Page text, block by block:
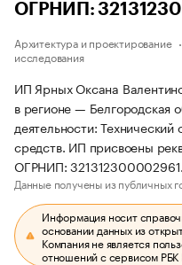
ОГРНИП:
Архитектура и проектирование
исследования
ИП Ярных Оксана
в регионе — Белгородская
деятельности:
средств. ИП присвоены
ОГРНИП: 321312300002961.
Данные получены из публичных
Информация носит
основании данных из
Компания не является
отношений с сервисом РБК